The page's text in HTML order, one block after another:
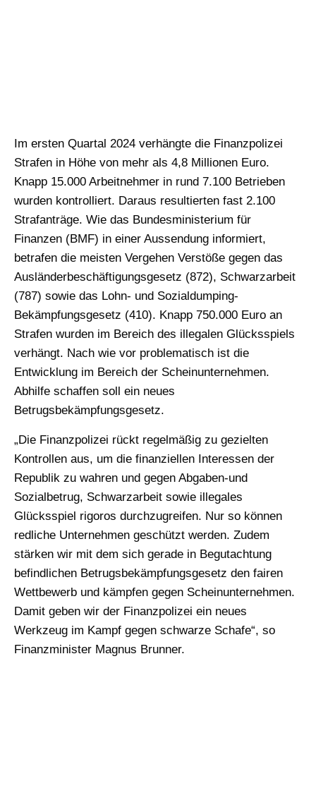
Im ersten Quartal 2024 verhängte die Finanzpolizei
Strafen in Höhe von mehr als 4,8 Millionen Euro.
Knapp 15.000 Arbeitnehmer in rund 7.100 Betrieben
wurden kontrolliert. Daraus resultierten fast 2.100
Strafanträge. Wie das Bundesministerium für
Finanzen (BMF) in einer Aussendung informiert,
betrafen die meisten Vergehen Verstöße gegen das
Ausländerbeschäftigungsgesetz (872), Schwarzarbeit
(787) sowie das Lohn- und Sozialdumping-
Bekämpfungsgesetz (410). Knapp 750.000 Euro an
Strafen wurden im Bereich des illegalen Glücksspiels
verhängt. Nach wie vor problematisch ist die
Entwicklung im Bereich der Scheinunternehmen.
Abhilfe schaffen soll ein neues
Betrugsbekämpfungsgesetz.
„Die Finanzpolizei rückt regelmäßig zu gezielten
Kontrollen aus, um die finanziellen Interessen der
Republik zu wahren und gegen Abgaben-und
Sozialbetrug, Schwarzarbeit sowie illegales
Glücksspiel rigoros durchzugreifen. Nur so können
redliche Unternehmen geschützt werden. Zudem
stärken wir mit dem sich gerade in Begutachtung
befindlichen Betrugsbekämpfungsgesetz den fairen
Wettbewerb und kämpfen gegen Scheinunternehmen.
Damit geben wir der Finanzpolizei ein neues
Werkzeug im Kampf gegen schwarze Schafe“, so
Finanzminister Magnus Brunner.